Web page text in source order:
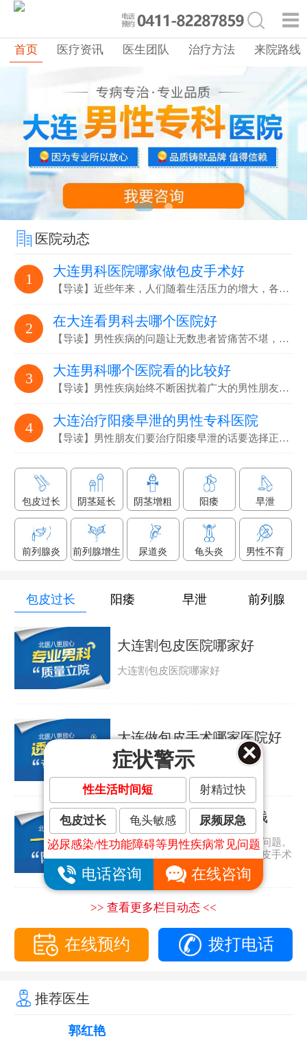
首页 医疗资讯 医生团队 治疗方法 来院路线
医院动态
1 大连男科医院哪家做包皮手术好
【导读】近些年来，人们随着生活压力的增大，各…
2 在大连看男科去哪个医院好
【导读】男性疾病的问题让无数患者皆痛苦不堪，要选…
3 大连男科哪个医院看的比较好
【导读】男性疾病始终不断困扰着广大的男性朋友们，解决男性疾病…
4 大连治疗阳痿早泄的男性专科医院
【导读】男性朋友们要治疗阳痿早泄的话要选择正规专业的男科医院…
包皮过长 阴茎延长 阴茎增粗 阳痿 早泄
前列腺炎 前列腺增生 尿道炎 龟头炎 男性不育
包皮过长 阳痿 早泄 前列腺
大连割包皮医院哪家好
大连割包皮医院哪家好
大连做包皮手术哪家医院好
大连做包皮手术哪家医院好
大连割包皮手术要多少钱
包皮过长是许多男人都会遇到的问题。
那包皮怎么会太长呢？大连割包皮手术
要多少钱？...
>> 查看更多栏目动态 <<
在线预约 拨打电话
推荐医生
郭红艳
症状警示
性生活时间短 射精过快
包皮过长 龟头敏感
尿频尿急
泌尿感染/性功能障碍等男性疾病常见问题
电话咨询 在线咨询